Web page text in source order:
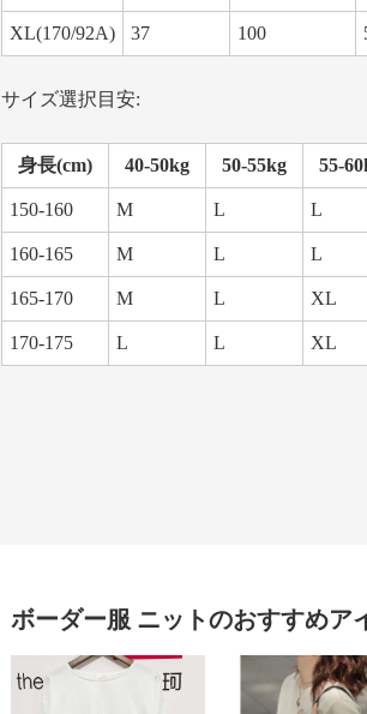
XL(170/92A) 37 100
サイズ選択目安:
身長(cm) 40-50kg 50-55kg 55-
150-160 M L L
160-165 M L L
165-170 M L XL
170-175 L L XL
ボーダー服 ニットのおすすめア